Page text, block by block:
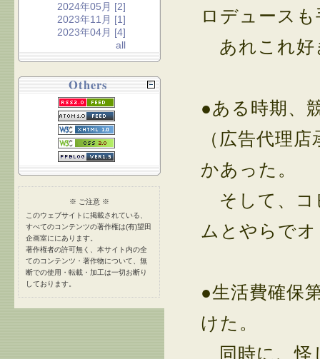
ロデュース
あれこれ好
●ある時期、
（広告代理
かあった。
そして、コ
ムとやらで
●生活費確保
けた。
同時に、怪
2024年05月 [2]
2023年11月 [1]
2023年04月 [4]
all
Others
※ ご注意 ※
このウェブサイトに掲載されている、
すべてのコンテンツの著作権は(有)望田
企画室ににあります。
著作権者の許可無く、本サイト内の全
てのコンテンツ・著作物について、無
断での使用・転載・加工は一切お断り
しております。